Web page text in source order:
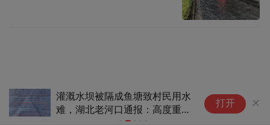
灌溉水坝被隔成鱼塘致村民用水
难，湖北老河口通报：高度重
视，已成立联合调查组
年“
打开